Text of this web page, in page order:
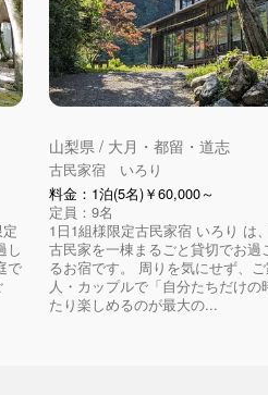
し
で
山梨県 / 大月・都留・道志
古民家宿 いろり
料金：1泊(5名)￥60,000～
定員：9名
1日1組様限定古民家宿 いろり は
古民家を一棟まるごと貸切でお過
るお宿です。 周りを気にせず、
人・カップルで「自分たちだけの
たり楽しめるのが最大の...